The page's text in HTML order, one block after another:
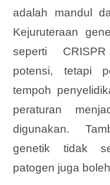
adalah mandul
Kejuruteraan
seperti
potensi, tetapi
tempoh
peraturan
digunakan.
genetik tidak
patogen juga